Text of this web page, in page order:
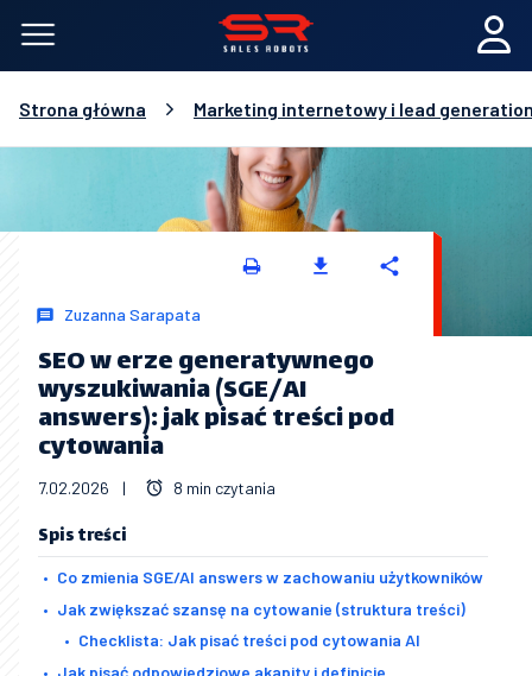
Strona główna Marketing internetowy i lead
Zuzanna Sarapata
SEO w erze generatywnego
wyszukiwania (SGE/AI
answers): jak pisać treści pod
cytowania
7.02.2026 | 8 min czytania
Spis treści
Co zmienia SGE/AI answers w zachowaniu użytkowników
Jak zwiększać szansę na cytowanie (struktura treści)
Checklista: Jak pisać treści pod cytowania AI
Jak pisać odpowiedziowe akapity i definicje